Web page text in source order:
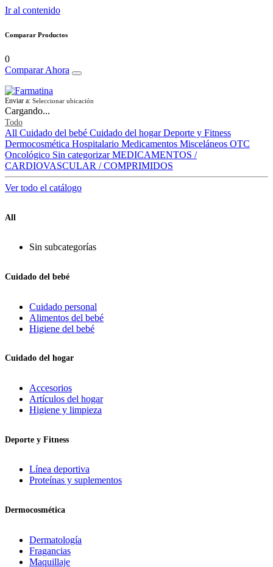
Ir al contenido
Comparar Productos
0
Comparar Ahora
Enviar a: Seleccionar ubicación
Cargando...
Todo
All Cuidado del bebé Cuidado del hogar Deporte y Fitness
Dermocosmética Hospitalario Medicamentos Misceláneos OTC
Oncológico Sin categorizar MEDICAMENTOS /
CARDIOVASCULAR / COMPRIMIDOS
Ver todo el catálogo
All
Sin subcategorías
Cuidado del bebé
Cuidado personal
Alimentos del bebé
Higiene del bebé
Cuidado del hogar
Accesorios
Artículos del hogar
Higiene y limpieza
Deporte y Fitness
Línea deportiva
Proteínas y suplementos
Dermocosmética
Dermatología
Fragancias
Maquillaje